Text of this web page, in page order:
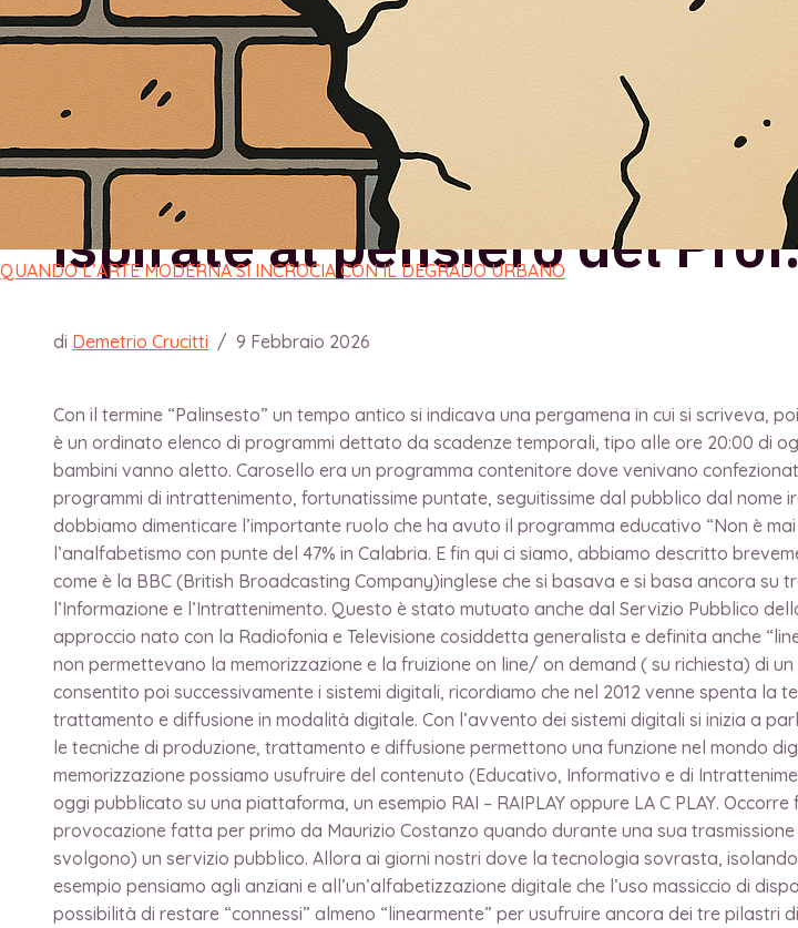
QUANDO L’ARTE MODERNA SI INCROCIA CON IL DEGRADO URBANO
Sua Maestà il palinsesto
dell’Intelligenza Artificiale:
come diffondere
ispirate al pensiero del
di Demetrio Crucitti / 9 Febbraio 2026
Con il termine “Palinsesto” un tempo antico si indicava una pergamena in cui si scriveva,
è un ordinato elenco di programmi dettato da scadenze temporali, tipo alle ore 20:00 di
bambini vanno aletto. Carosello era un programma contenitore dove venivano
programmi di intrattenimento, fortunatissime puntate, seguitissime dal pubblico dal nome
dobbiamo dimenticare l’importante ruolo che ha avuto il programma educativo “Non è
l’analfabetismo con punte del 47% in Calabria. E fin qui ci siamo, abbiamo descritto
come è la BBC (British Broadcasting Company)inglese che si basava e si basa ancora su
l’Informazione e l’Intrattenimento. Questo è stato mutuato anche dal Servizio Pubblico
approccio nato con la Radiofonia e Televisione cosiddetta generalista e definita anche
non permettevano la memorizzazione e la fruizione on line/ on demand ( su richiesta) di
consentito poi successivamente i sistemi digitali, ricordiamo che nel 2012 venne spenta la
trattamento e diffusione in modalità digitale. Con l’avvento dei sistemi digitali si inizia a
le tecniche di produzione, trattamento e diffusione permettono una funzione nel mondo
memorizzazione possiamo usufruire del contenuto (Educativo, Informativo e di
oggi pubblicato su una piattaforma, un esempio RAI – RAIPLAY oppure LA C PLAY.
provocazione fatta per primo da Maurizio Costanzo quando durante una sua
svolgono) un servizio pubblico. Allora ai giorni nostri dove la tecnologia sovrasta,
esempio pensiamo agli anziani e all’un’alfabetizzazione digitale che l’uso massiccio di
possibilità di restare “connessi” almeno “linearmente” per usufruire ancora dei tre pilastri